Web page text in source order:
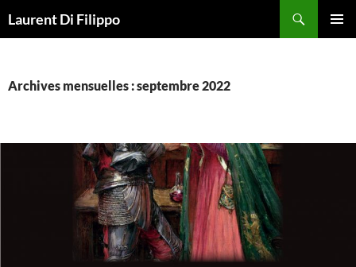
auLaurent Di Filippo
Archives mensuelles : septembre 2022